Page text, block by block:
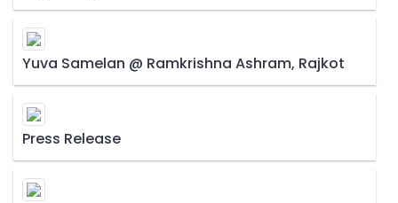
Yuva Samelan @ Ramkrishna Ashram, Rajkot
Press Release